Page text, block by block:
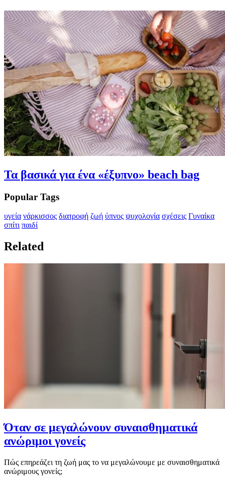
Τα βασικά για ένα «έξυπνο» beach bag
Popular Tags
υγεία νάρκισσος διατροφή ζωή ύπνος ψυχολογία σχέσεις Γυναίκα
σπίτι παιδί
Related
Όταν σε μεγαλώνουν συναισθηματικά
ανώριμοι γονείς
Πώς επηρεάζει τη ζωή μας το να μεγαλώνουμε με συναισθηματικά
ανώριμους γονείς;